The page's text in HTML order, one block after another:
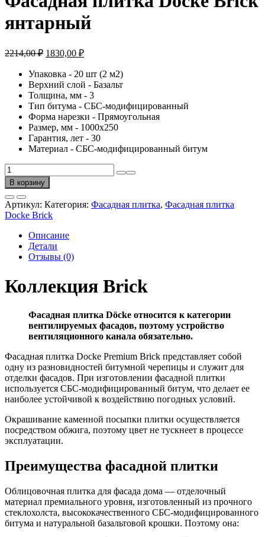
янтарный
2214,00₽ Первоначальная
составляла
2214,00 ₽.
1830,00 ₽Текущая
1830,00 ₽.
Упаковка - 20 шт (2 м2)
Верхний слой - Базальт
Толщина, мм - 3
Тип битума - СБС-модифицированный
Форма нарезки - Прямоугольная
Размер, мм - 1000х250
Гарантия, лет - 30
Материал - СБС-модифицированный битум
Количество
товара
Фасадная
плитка
Docke
Brick
янтарный
В корзину
Артикул: Категория: Фасадная плитка, Фасадная плитка
Docke Brick
Описание
Детали
Отзывы (0)
Коллекция Brick
Фасадная плитка Döcke относится к категории
вентилируемых фасадов, поэтому устройство
вентиляционного канала обязательно.
Фасадная плитка Docke Premium Brick представляет собой
одну из разновидностей битумной черепицы и служит для
отделки фасадов. При изготовлении фасадной плитки
используется СБС-модифицированный битум, что делает ее
наиболее устойчивой к воздействию погодных условий.
Окрашивание каменной посыпки плитки осуществляется
посредством обжига, поэтому цвет не тускнеет в процессе
эксплуатации.
Преимущества фасадной плитки
Облицовочная плитка для фасада дома — отделочный
материал премиального уровня, изготовленный из прочного
стеклохолста, высококачественного СБС-модифицированного
битума и натуральной базальтовой крошки. Поэтому она: